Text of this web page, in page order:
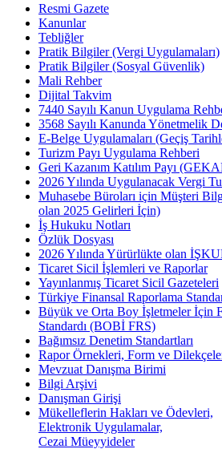
Resmi Gazete
Kanunlar
Tebliğler
Pratik Bilgiler (Vergi Uygulamaları)
Pratik Bilgiler (Sosyal Güvenlik)
Mali Rehber
Dijital Takvim
7440 Sayılı Kanun Uygulama
3568 Sayılı Kanunda Yönetmelik
E-Belge Uygulamaları (Geçiş
Turizm Payı Uygulama Rehberi
Geri Kazanım Katılım Payı
2026 Yılında Uygulanacak Vergi
Muhasebe Büroları için Müşteri
olan 2025 Gelirleri İçin)
İş Hukuku Notları
Özlük Dosyası
2026 Yılında Yürürlükte olan
Ticaret Sicil İşlemleri ve Raporlar
Yayınlanmış Ticaret Sicil Gazeteleri
Türkiye Finansal Raporlama
Büyük ve Orta Boy İşletmeler İçin
Standardı (BOBİ FRS)
Bağımsız Denetim Standartları
Rapor Örnekleri, Form ve
Mevzuat Danışma Birimi
Bilgi Arşivi
Danışman Girişi
Mükelleflerin Hakları ve Ödevleri,
Elektronik Uygulamalar,
Cezai Müeyyideler